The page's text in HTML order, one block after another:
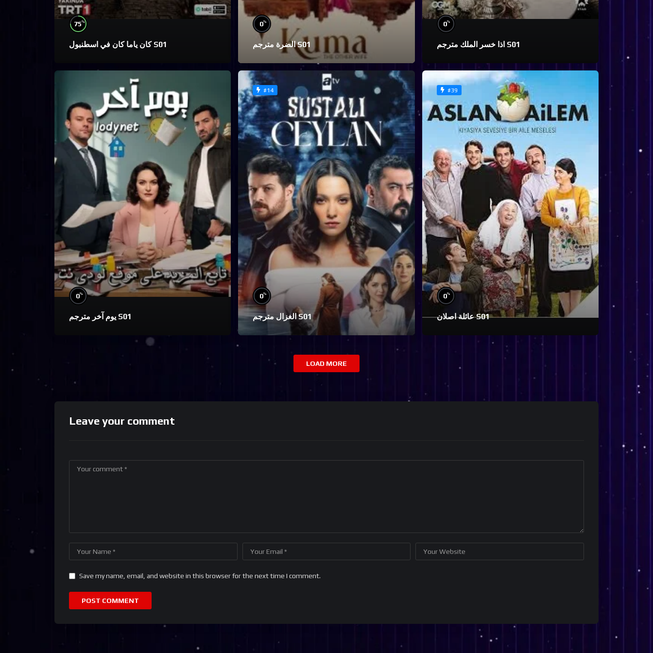
75%
كان ياما كان في اسطنبول S01
0%
الضرة مترجم S01
0%
اذا خسر الملك مترجم S01
0%
يوم آخر مترجم S01
#14
0%
الغزال مترجم S01
#39
0%
عائلة اصلان S01
LOAD MORE
Leave your comment
Save my name, email, and website in this browser for the next time I comment.